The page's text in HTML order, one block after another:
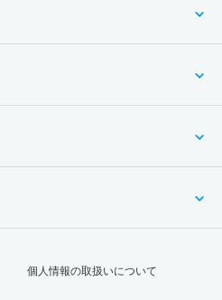
個人情報の取扱いについて